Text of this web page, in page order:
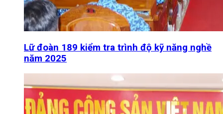
Lữ đoàn 189 kiểm tra trình độ kỹ năng nghề
năm 2025